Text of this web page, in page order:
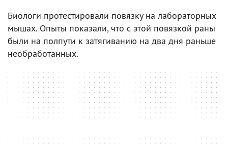
Биологи протестировали повязку на лабораторных
мышах. Опыты показали, что с этой повязкой раны
были на полпути к затягиванию на два дня раньше
необработанных.